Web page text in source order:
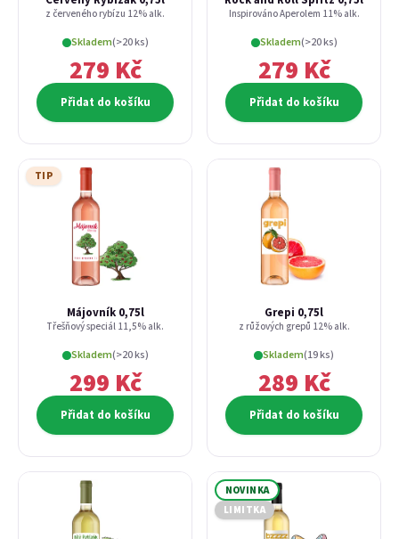
z červeného rybízu 12% alk.
Skladem(>20 ks)
279 Kč
Přidat do košíku
Inspirováno Aperolem 11% alk.
Skladem(>20 ks)
279 Kč
Přidat do košíku
TIP
Májovník 0,75l
Třešňový speciál 11,5% alk.
Skladem(>20 ks)
299 Kč
Přidat do košíku
Grepi 0,75l
z růžových grepů 12% alk.
Skladem(19 ks)
289 Kč
Přidat do košíku
NOVINKA
LIMITKA